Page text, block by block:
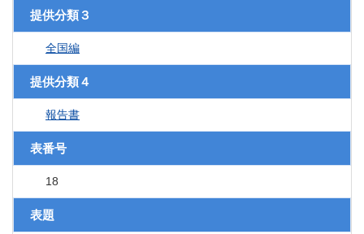
提供分類３
全国編
提供分類４
報告書
表番号
18
表題